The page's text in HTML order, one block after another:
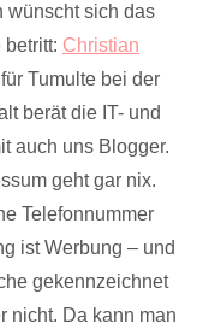
wünscht sich das
Christian
Tumulte bei der
berät die IT- und
auch uns Blogger.
geht gar nix.
Telefonnummer
ist Werbung – und
gekennzeichnet
nicht. Da kann man